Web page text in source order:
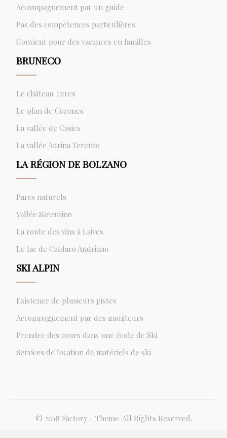
Accompagnement par un guide
Pas des compétences particulières
Convient pour des vacances en familles
BRUNECO
Le château Tures
Le plan de Corones
La vallée de Casies
La vallée Aurina Terento
LA RÉGION DE BOLZANO
Parcs naturels
Vallée Sarentino
La route des vins à Laives
Le lac de Caldaro Andriano
SKI ALPIN
Existence de plusieurs pistes
Accompagnement par des moniteurs
Prendre des cours dans une école de Ski
Services de location de matériels de ski
© 2018 Factory - Theme. All Rights Reserved.